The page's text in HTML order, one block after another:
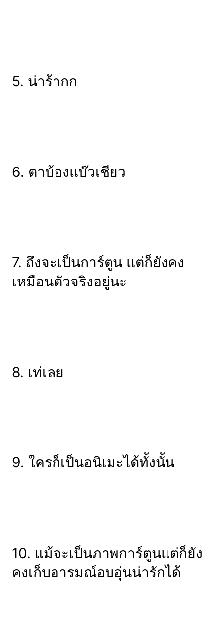
5. น่าร้ากก
6. ตาบ้องแบ๊วเชียว
7. ถึงจะเป็นการ์ตูน แต่ก็ยังคง
เหมือนตัวจริงอยู่นะ
8. เท่เลย
9. ใครก็เป็นอนิเมะได้ทั้งนั้น
10. แม้จะเป็นภาพการ์ตูนแต่ก็ยัง
คงเก็บอารมณ์อบอุ่นน่ารักได้